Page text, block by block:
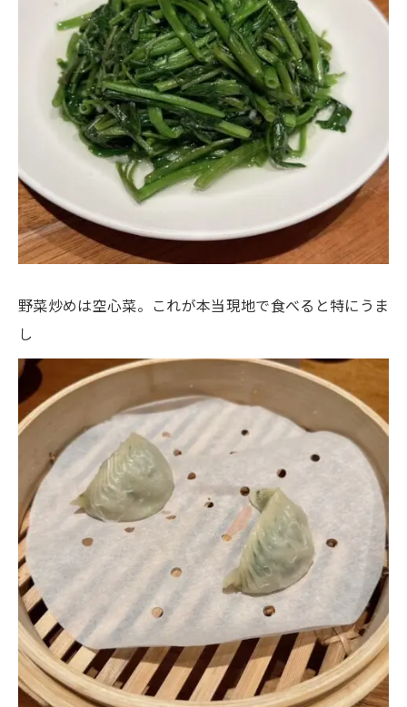
野菜炒めは空心菜。これが本当現地で食べると特にうま
し